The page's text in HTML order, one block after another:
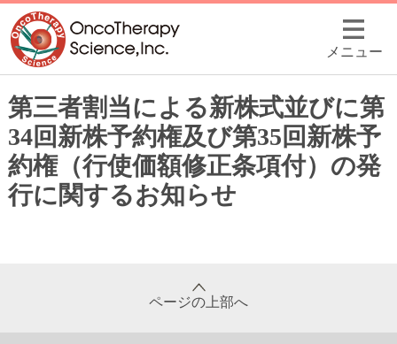
メニュー
第三者割当による新株式並びに第
34回新株予約権及び第35回新株予
約権（行使価額修正条項付）の発
行に関するお知らせ
ページの上部へ